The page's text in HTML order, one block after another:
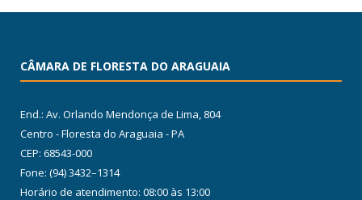
CÂMARA DE FLORESTA DO ARAGUAIA
End.: Av. Orlando Mendonça de Lima, 804
Centro - Floresta do Araguaia - PA
CEP: 68543-000
Fone: (94) 3432–1314
Horário de atendimento: 08:00 às 13:00